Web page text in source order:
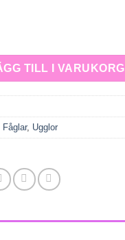
TILL I VARUKORG
Fåglar, Ugglor